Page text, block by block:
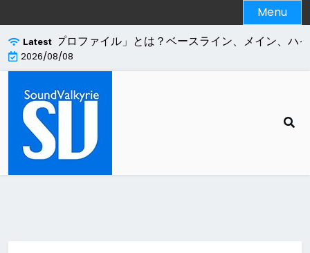
to
content
Menu
Latest
ドの「プロファイル」とは？ベースライン、メイン、ハ
2026/08/08